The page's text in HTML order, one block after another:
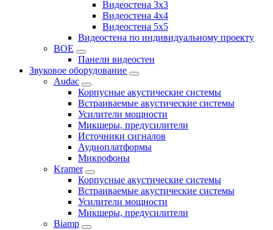
Видеостена 3x3
Видеостена 4x4
Видеостена 5x5
Видеостена по индивидуальному проекту
BOE
Панели видеостен
Звуковое оборудование
Audac
Корпусные акустические системы
Встраиваемые акустические системы
Усилители мощности
Микшеры, предусилители
Источники сигналов
Аудиоплатформы
Микрофоны
Kramer
Корпусные акустические системы
Встраиваемые акустические системы
Усилители мощности
Микшеры, предусилители
Biamp